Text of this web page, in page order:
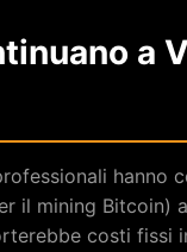
a
hanno
il mining Bitcoin)
costi fissi